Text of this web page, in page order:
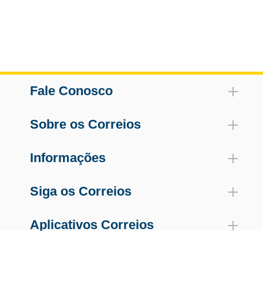
Fale Conosco
Sobre os Correios
Informações
Siga os Correios
Aplicativos Correios